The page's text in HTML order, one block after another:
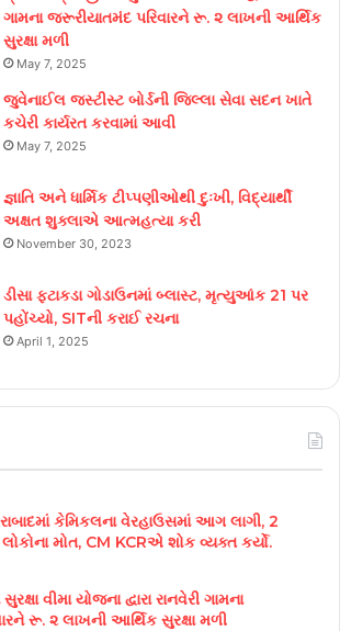
ગામના જરૂરીયાતમંદ પરિવારને રૂ. ૨ લાખની આર્થિક
સુરક્ષા મળી
May 7, 2025
જુવેનાઈલ જસ્ટીસ્ટ બોર્ડની જિલ્લા સેવા સદન ખાતે
કચેરી કાર્યરત કરવામાં આવી
May 7, 2025
જ્ઞાતિ અને ધાર્મિક ટીપ્પણીઓથી દુઃખી, વિદ્યાર્થી
અક્ષત શુક્લાએ આત્મહત્યા કરી
November 30, 2023
ડીસા ફટાકડા ગોડાઉનમાં બ્લાસ્ટ, મૃત્યુઆંક 21 પર
પહોંચ્યો, SITની કરાઈ રચના
April 1, 2025
કેમિકલના વેરહાઉસમાં આગ લાગી, 2
મોત, CM KCRએ શોક વ્યક્ત કર્યો.
વીમા યોજના દ્વારા રાનવેરી ગામના
રૂ. ૨ લાખની આર્થિક સુરક્ષા મળી